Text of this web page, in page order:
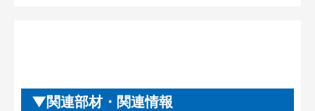
関連部材・関連情報